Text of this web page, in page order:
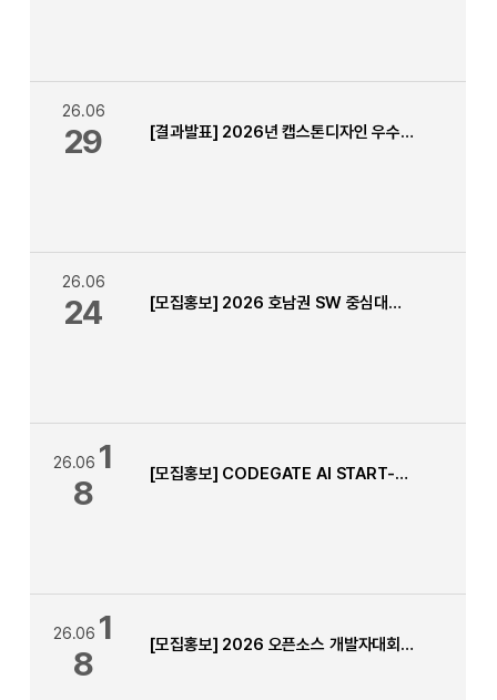
26.06
29 [결과발표] 2026년 캡스톤디자인 우수작품 경진대회 발표평가 결과 안내
26.06
24 [모집홍보] 2026 호남권 SW 중심대학 LLM 해커톤 경진대회
26.06 1
8
[모집홍보] CODEGATE AI START-UP 해커톤[HANCOM]
26.06 1
8
[모집홍보] 2026 오픈소스 개발자대회 모집 안내